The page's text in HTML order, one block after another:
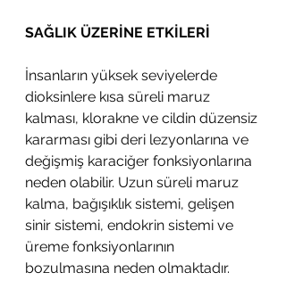
SAĞLIK ÜZERİNE ETKİLERİ
İnsanların yüksek seviyelerde
dioksinlere kısa süreli maruz
kalması, klorakne ve cildin düzensiz
kararması gibi deri lezyonlarına ve
değişmiş karaciğer fonksiyonlarına
neden olabilir. Uzun süreli maruz
kalma, bağışıklık sistemi, gelişen
sinir sistemi, endokrin sistemi ve
üreme fonksiyonlarının
bozulmasına neden olmaktadır.